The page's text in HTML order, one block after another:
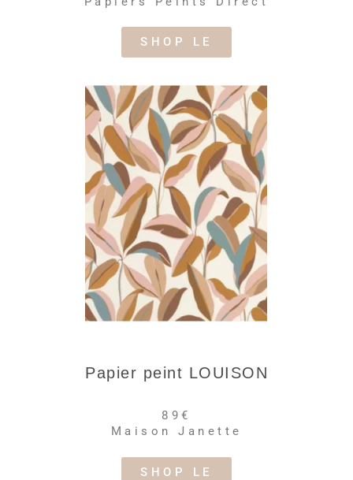
SHOP LE
Papier peint LOUISON
89€
Maison Janette
SHOP LE